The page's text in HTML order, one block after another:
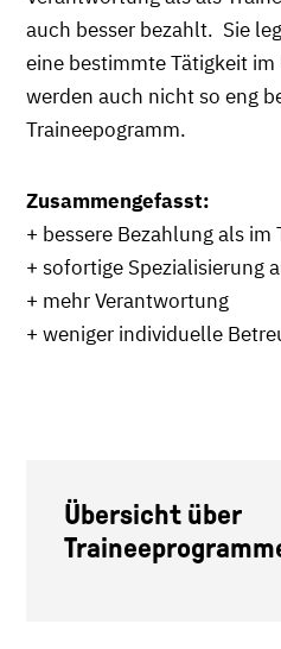
auch besser bezahlt. Sie
eine bestimmte Tätigkeit
werden auch nicht so eng
Traineepogramm.
Zusammengefasst:
+ bessere Bezahlung als im
+ sofortige Spezialisierung
+ mehr Verantwortung
+ weniger individuelle
Übersicht über